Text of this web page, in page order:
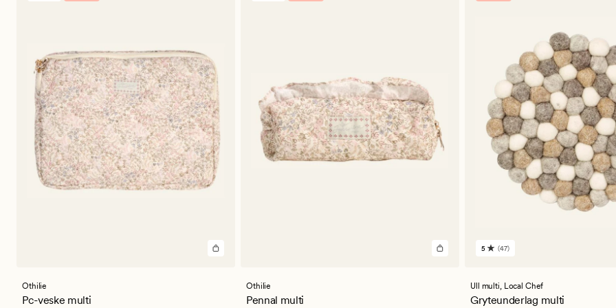
Othilie
Pc-veske multi
Othilie
Pennal multi
47
en
gjennomsnittlig
5 (47)
Ull multi, Local Chef
Gryteunderlag multi